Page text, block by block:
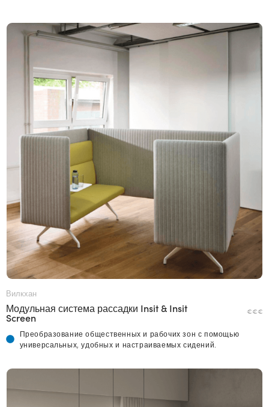
Вилкхан
Модульная система рассадки Insit & Insit
Screen €€€
Преобразование общественных и рабочих зон с помощью
универсальных, удобных и настраиваемых сидений.